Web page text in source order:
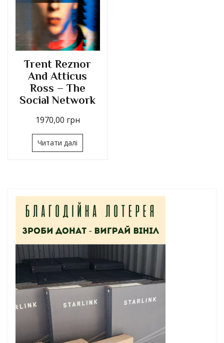
Trent Reznor
And Atticus
Ross – The
Social Network
1970,00 грн
Читати далі